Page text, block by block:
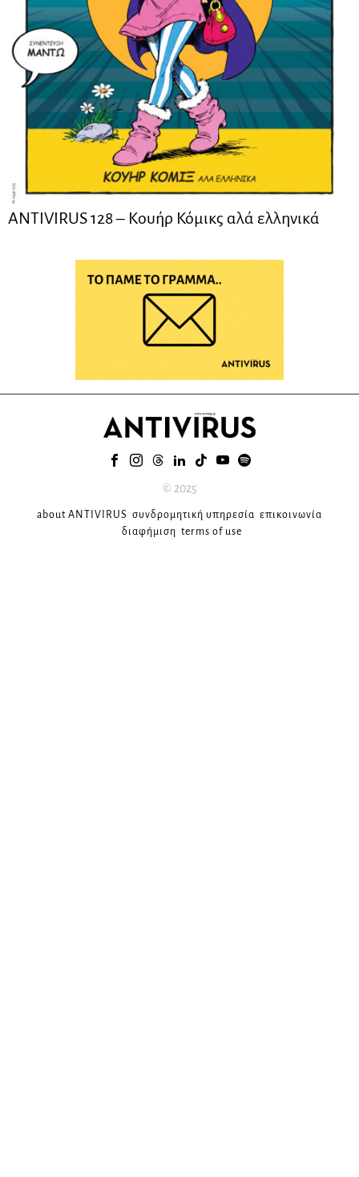
ANTIVIRUS 128 – Kουήρ Κόμικς αλά ελληνικά
© 2025
about ANTIVIRUS συνδρομητική υπηρεσία επικοινωνία
διαφήμιση terms of use